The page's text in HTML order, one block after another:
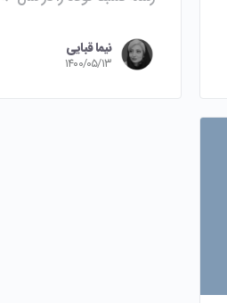
نیما قبایی
۱۴۰۰/۰۵/۱۳